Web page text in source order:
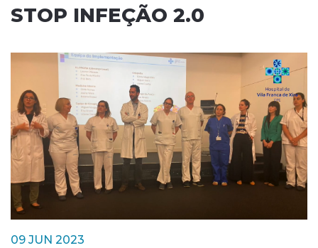
STOP INFEÇÃO 2.0
09 JUN 2023